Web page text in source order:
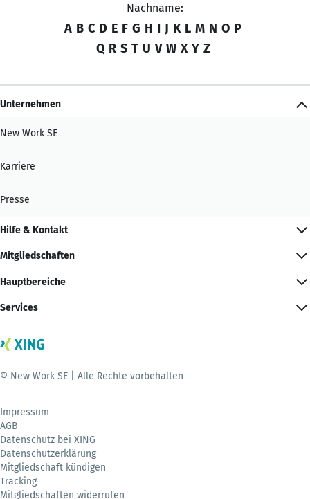
Nachname:
A B C D E F G H I J K L M N O P
Q R S T U V W X Y Z
Unternehmen
New Work SE
Karriere
Presse
Hilfe & Kontakt
Mitgliedschaften
Hauptbereiche
Services
© New Work SE | Alle Rechte vorbehalten
Impressum
AGB
Datenschutz bei XING
Datenschutzerklärung
Mitgliedschaft kündigen
Tracking
Mitgliedschaften widerrufen